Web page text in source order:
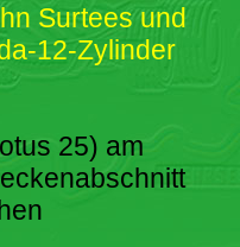
Surtees und
12-Zylinder
25) am